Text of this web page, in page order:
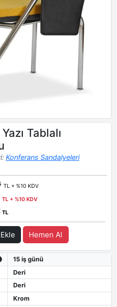
Tablalı
Konferans Sandalyeleri
TL + %10 KDV
TL + %10 KDV
TL
Hemen Al
15 iş günü
Deri
Deri
Krom